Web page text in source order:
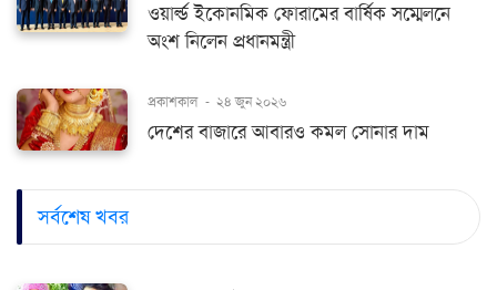
ওয়ার্ল্ড ইকোনমিক ফোরামের বার্ষিক সম্মেলনে
অংশ নিলেন প্রধানমন্ত্রী
প্রকাশকাল - ২৪ জুন ২০২৬
দেশের বাজারে আবারও কমল সোনার দাম
সর্বশেষ খবর